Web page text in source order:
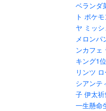
ベランダ
ト ポケモ
ヤ ミッ
メロンパ
ンカフェ
キング1位
リンツ
シアンテ
子 伊太
一生懸命